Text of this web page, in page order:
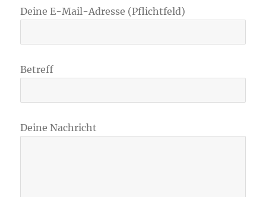
Deine E-Mail-Adresse (Pflichtfeld)
Betreff
Deine Nachricht